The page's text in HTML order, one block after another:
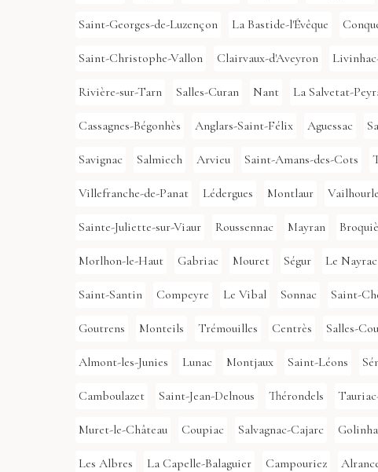
Saint-Georges-de-Luzençon La Bastide-l'Évêque
Saint-Christophe-Vallon Clairvaux-d'Aveyron
Rivière-sur-Tarn Salles-Curan Nant La Salvetat-
Cassagnes-Bégonhès Anglars-Saint-Félix Aguessac
Savignac Salmiech Arvieu Saint-Amans-des-Cots
Villefranche-de-Panat Lédergues Montlaur
Sainte-Juliette-sur-Viaur Roussennac Mayran
Morlhon-le-Haut Gabriac Mouret Ségur Le Nayrac
Saint-Santin Compeyre Le Vibal Sonnac Saint-
Goutrens Monteils Trémouilles Centrès Salles-
Almont-les-Junies Lunac Montjaux Saint-Léons
Camboulazet Saint-Jean-Delnous Thérondels
Muret-le-Château Coupiac Salvagnac-Cajarc
Les Albres La Capelle-Balaguier Campouriez